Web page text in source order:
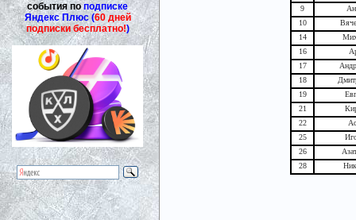
события поподписке
Яндекс Плюс (60 дней
подписки бесплатно!)
9
10
14
16
17
18
19
21
22
25
26
28